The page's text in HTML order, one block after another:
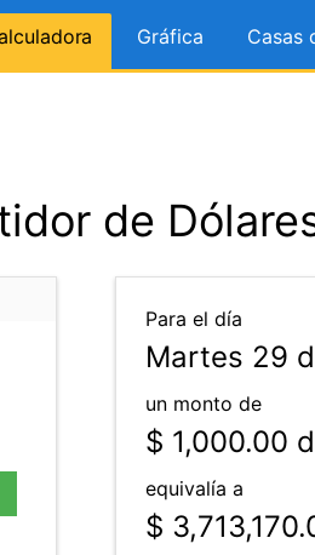
Gráfica Casas
de
Para el día
Martes 29
un monto de
$ 1,000.00
equivalía a
$